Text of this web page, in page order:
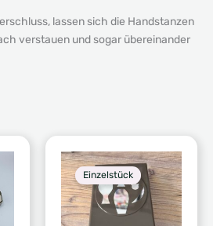
lassen sich die Handstanzen
verstauen und sogar übereinander
Einzelstück